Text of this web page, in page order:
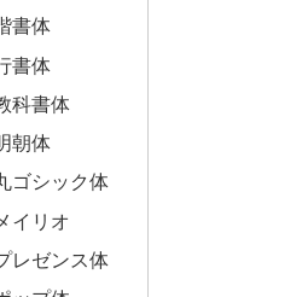
書体
書体
科書体
朝体
ゴシック体
イリオ
レゼンス体